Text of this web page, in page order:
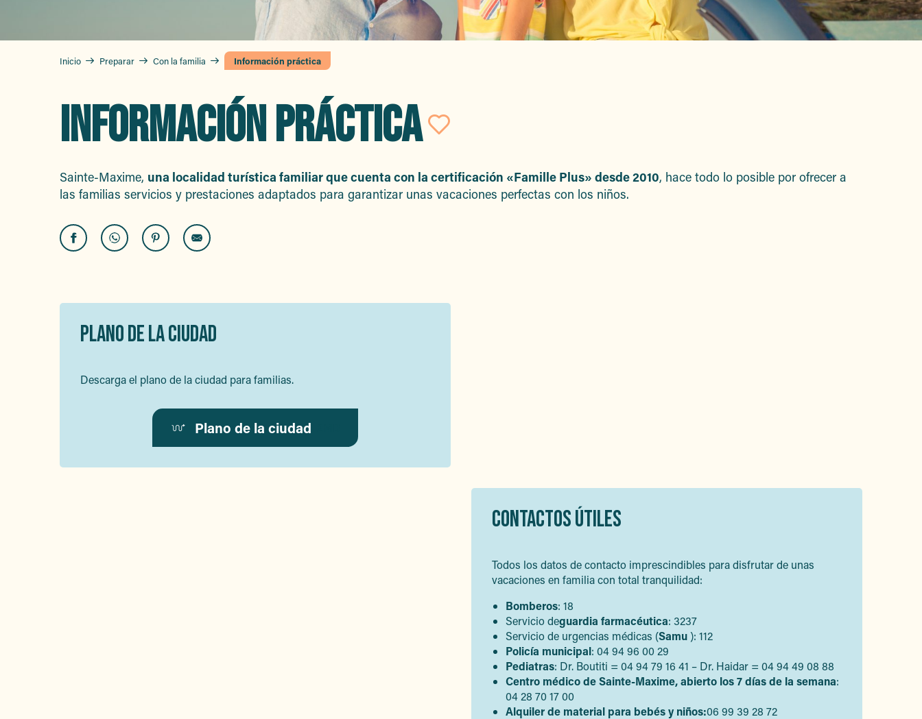
Inicio Preparar Con la familia Información práctica
INFORMACIÓN PRÁCTICA Ajouter aux favoris
Sainte-Maxime, una localidad turística familiar que cuenta con la certificación «Famille Plus» desde 2010, hace todo lo posible por ofrecer a
las familias servicios y prestaciones adaptados para garantizar unas vacaciones perfectas con los niños.
PLANO DE LA CIUDAD
Descarga el plano de la ciudad para familias.
Plano de la ciudad
CONTACTOS ÚTILES
Todos los datos de contacto imprescindibles para disfrutar de unas
vacaciones en familia con total tranquilidad:
Bomberos: 18
Servicio deguardia farmacéutica: 3237
Servicio de urgencias médicas (Samu ): 112
Policía municipal: 04 94 96 00 29
Pediatras: Dr. Boutiti = 04 94 79 16 41 – Dr. Haidar = 04 94 49 08 88
Centro médico de Sainte-Maxime, abierto los 7 días de la semana:
04 28 70 17 00
Alquiler de material para bebés y niños:06 99 39 28 72